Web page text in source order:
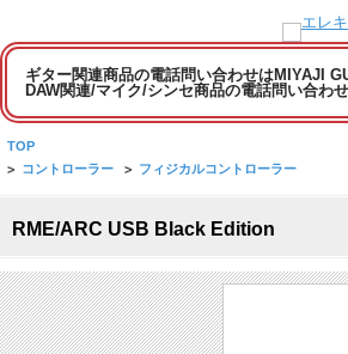
ギター関連商品の電話問い合わせはMIYAJI
DAW関連/マイク/シンセ商品の電話問い合わ
TOP
> コントローラー > フィジカルコントローラー
RME/ARC USB Black Edition